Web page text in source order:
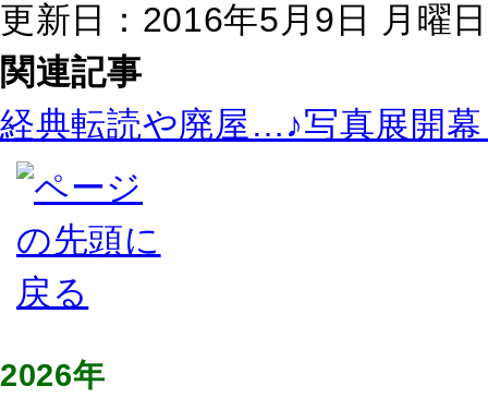
更新日：2016年5月9日 月曜
関連記事
経典転読や廃屋…♪写真展開
2026年